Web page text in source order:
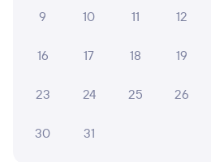
9 10 11 12
16 17 18 19
23 24 25 26
30 31